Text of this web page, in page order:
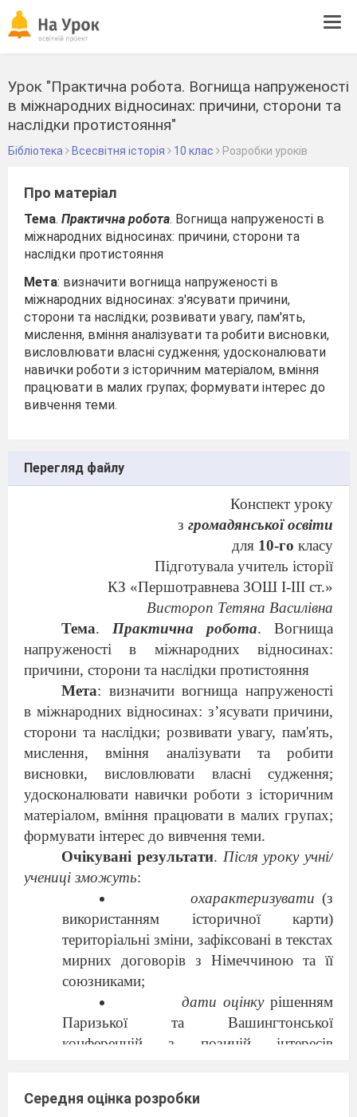
Урок "Практична робота. Вогнища напруженості
в міжнародних відносинах: причини, сторони та
наслідки протистояння"
Бібліотека Всесвітня історія 10 клас Розробки уроків
Про матеріал
Тема. Практична робота. Вогнища напруженості в
міжнародних відносинах: причини, сторони та
наслідки протистояння
Мета: визначити вогнища напруженості в
міжнародних відносинах: з'ясувати причини,
сторони та наслідки; розвивати увагу, пам'ять,
мислення, вміння аналізувати та робити висновки,
висловлювати власні судження; удосконалювати
навички роботи з історичним матеріалом, вміння
працювати в малих групах; формувати інтерес до
вивчення теми.
Перегляд файлу
Конспект уроку
з громадянської освіти
для 10-го класу
Підготувала учитель історії
КЗ «Першотравнева ЗОШ І-ІІІ ст.»
Вистороп Тетяна Василівна
Тема. Практична робота. Вогнища
напруженості в міжнародних відносинах:
причини, сторони та наслідки протистояння
Мета: визначити вогнища напруженості
в міжнародних відносинах: з’ясувати причини,
сторони та наслідки; розвивати увагу, пам'ять,
мислення, вміння аналізувати та робити
висновки, висловлювати власні судження;
удосконалювати навички роботи з історичним
матеріалом, вміння працювати в малих групах;
формувати інтерес до вивчення теми.
Очікувані результати. Після уроку учні/
учениці зможуть:
охарактеризувати(з
використанням історичної карти)
територіальні зміни, зафіксовані в текстах
мирних договорів з Німеччиною та її
союзниками;
дати оцінку рішенням
Паризької та Вашингтонської
конференцій з позицій інтересів
нестабільності в Європі;
Середня оцінка розробки